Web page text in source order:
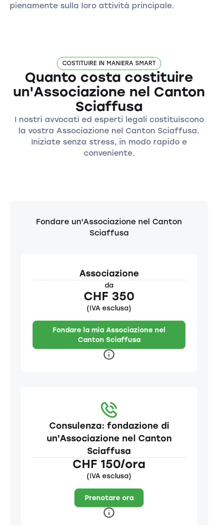
pienamente sulla loro attività principale.
COSTITUIRE IN MANIERA SMART
Quanto costa costituire
un'Associazione nel Canton
Sciaffusa
I nostri avvocati ed esperti legali costituiscono
la vostra Associazione nel Canton Sciaffusa.
Iniziate senza stress, in modo rapido e
conveniente.
Fondare un'Associazione nel Canton
Sciaffusa
Associazione
da
CHF 350
(IVA esclusa)
Fondare la mia Associazione nel
Canton Sciaffusa
Consulenza: fondazione di
un'Associazione nel Canton
Sciaffusa
CHF 150/ora
(IVA esclusa)
Prenotare ora